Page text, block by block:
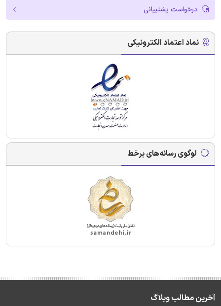
درخواست پشتیبانی
نماد اعتماد الکترونیکی
لوگوی رسانه‌های برخط
آخرین مطالب وبلاگ